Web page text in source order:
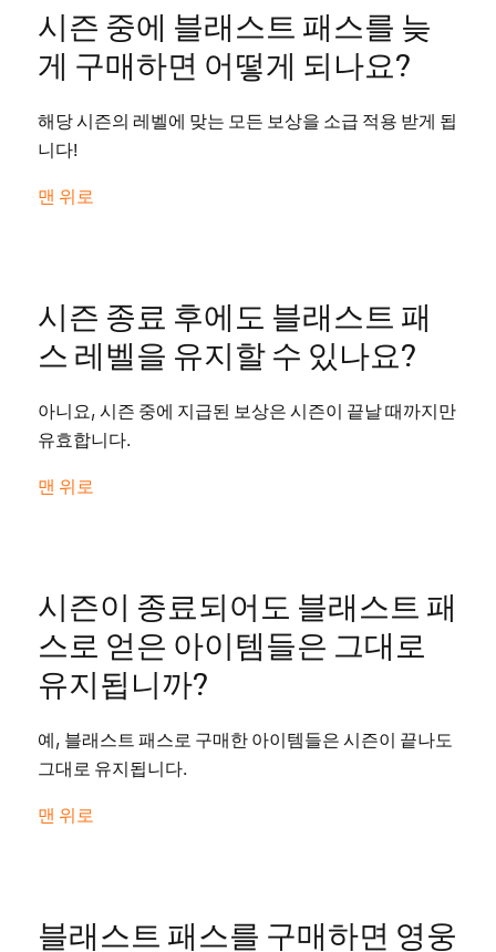
시즌 중에 블래스트 패스를 늦
게 구매하면 어떻게 되나요?
해당 시즌의 레벨에 맞는 모든 보상을 소급 적용 받게 됩
니다!
맨 위로
시즌 종료 후에도 블래스트 패
스 레벨을 유지할 수 있나요?
아니요, 시즌 중에 지급된 보상은 시즌이 끝날 때까지만
유효합니다.
맨 위로
시즌이 종료되어도 블래스트 패
스로 얻은 아이템들은 그대로
유지됩니까?
예, 블래스트 패스로 구매한 아이템들은 시즌이 끝나도
그대로 유지됩니다.
맨 위로
블래스트 패스를 구매하면 영웅